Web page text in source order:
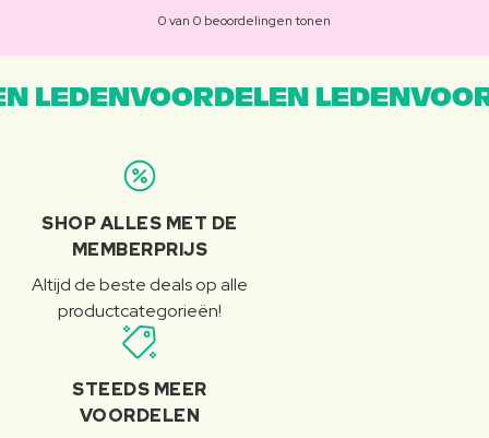
0 van 0 beoordelingen tonen
LEDENVOORDELEN
SHOP ALLES MET DE
MEMBERPRIJS
Altijd de beste deals op alle
productcategorieën!
STEEDS MEER
VOORDELEN